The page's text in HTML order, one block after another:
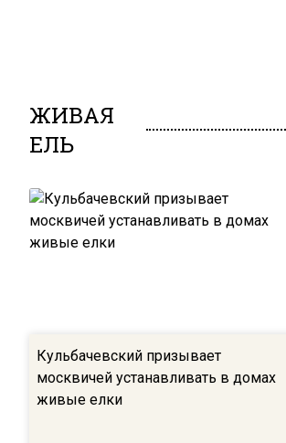
ЖИВАЯ
ЕЛЬ
Кульбачевский призывает
москвичей устанавливать в домах
живые елки